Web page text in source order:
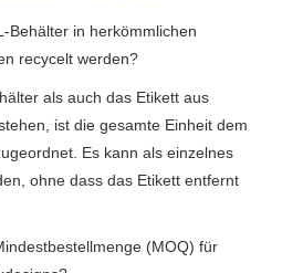
Behälter in herkömmlichen
recycelt werden?
als auch das Etikett aus
ist die gesamte Einheit dem
Es kann als einzelnes
ohne dass das Etikett entfernt
(MOQ) für